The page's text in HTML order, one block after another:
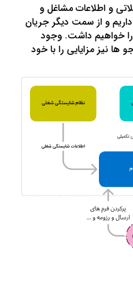
و اطلاعات مشاغل و
و از سمت دیگر جریان
خواهیم داشت. وجود
ها نیز مزایایی را با خود